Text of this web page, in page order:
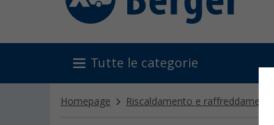
Tutte le categorie
Homepage Riscaldamento e raffreddamento